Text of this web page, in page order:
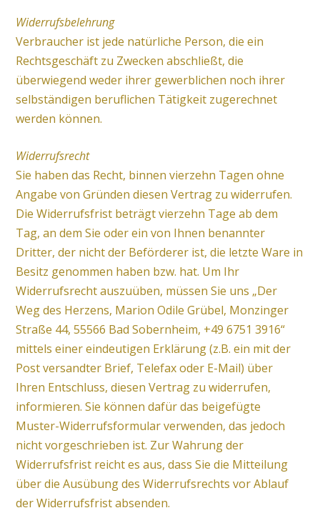
Widerrufsbelehrung
Verbraucher ist jede natürliche Person, die ein
Rechtsgeschäft zu Zwecken abschließt, die
überwiegend weder ihrer gewerblichen noch ihrer
selbständigen beruflichen Tätigkeit zugerechnet
werden können.
Widerrufsrecht
Sie haben das Recht, binnen vierzehn Tagen ohne
Angabe von Gründen diesen Vertrag zu widerrufen.
Die Widerrufsfrist beträgt vierzehn Tage ab dem
Tag, an dem Sie oder ein von Ihnen benannter
Dritter, der nicht der Beförderer ist, die letzte Ware in
Besitz genommen haben bzw. hat. Um Ihr
Widerrufsrecht auszuüben, müssen Sie uns „Der
Weg des Herzens, Marion Odile Grübel, Monzinger
Straße 44, 55566 Bad Sobernheim, +49 6751 3916“
mittels einer eindeutigen Erklärung (z.B. ein mit der
Post versandter Brief, Telefax oder E-Mail) über
Ihren Entschluss, diesen Vertrag zu widerrufen,
informieren. Sie können dafür das beigefügte
Muster-Widerrufsformular verwenden, das jedoch
nicht vorgeschrieben ist. Zur Wahrung der
Widerrufsfrist reicht es aus, dass Sie die Mitteilung
über die Ausübung des Widerrufsrechts vor Ablauf
der Widerrufsfrist absenden.